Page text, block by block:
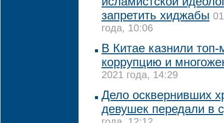
запретить хиджабы
года, 10:06
В Китае казнили
коррупцию и
2021 года, 14:29
Дело осквернивших
девушек передали в